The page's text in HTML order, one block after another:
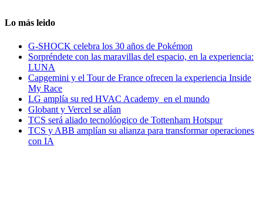
Lo más leido
G-SHOCK celebra los 30 años de Pokémon
Sorpréndete con las maravillas del espacio, en la experiencia:
LUNA
Capgemini y el Tour de France ofrecen la experiencia Inside
My Race
LG amplía su red HVAC Academy en el mundo
Globant y Vercel se alían
TCS será aliado tecnolóogico de Tottenham Hotspur
TCS y ABB amplían su alianza para transformar operaciones
con IA